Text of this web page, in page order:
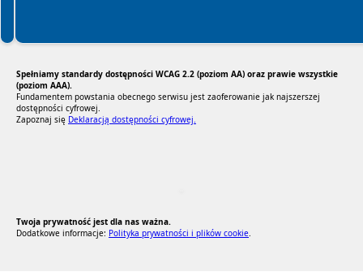
Spełniamy standardy dostępności WCAG 2.2 (poziom AA) oraz prawie wszystkie
(poziom AAA).
Fundamentem powstania obecnego serwisu jest zaoferowanie jak najszerszej
dostępności cyfrowej.
Zapoznaj się Deklaracją dostępności cyfrowej.
Twoja prywatność jest dla nas ważna.
Dodatkowe informacje: Polityka prywatności i plików cookie